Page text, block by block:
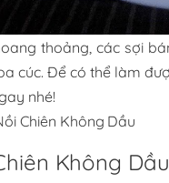
thoảng, các sợi
cúc. Để có thể làm
nhé!
Chiên Không Dầu
Không Dầu